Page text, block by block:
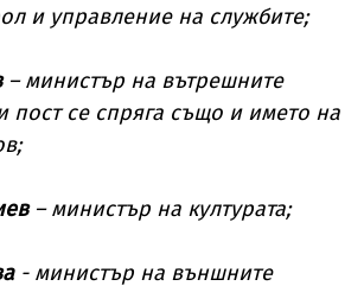
и управление на службите;
– министър на вътрешните
пост се спряга също и името на
– министър на културата;
- министър на външните